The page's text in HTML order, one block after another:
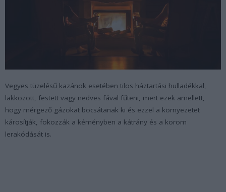
Vegyes tüzelésű kazánok esetében tilos háztartási hulladékkal,
lakkozott, festett vagy nedves fával fűteni, mert ezek amellett,
hogy mérgező gázokat bocsátanak ki és ezzel a környezetet
károsítják, fokozzák a kéményben a kátrány és a korom
lerakódását is.